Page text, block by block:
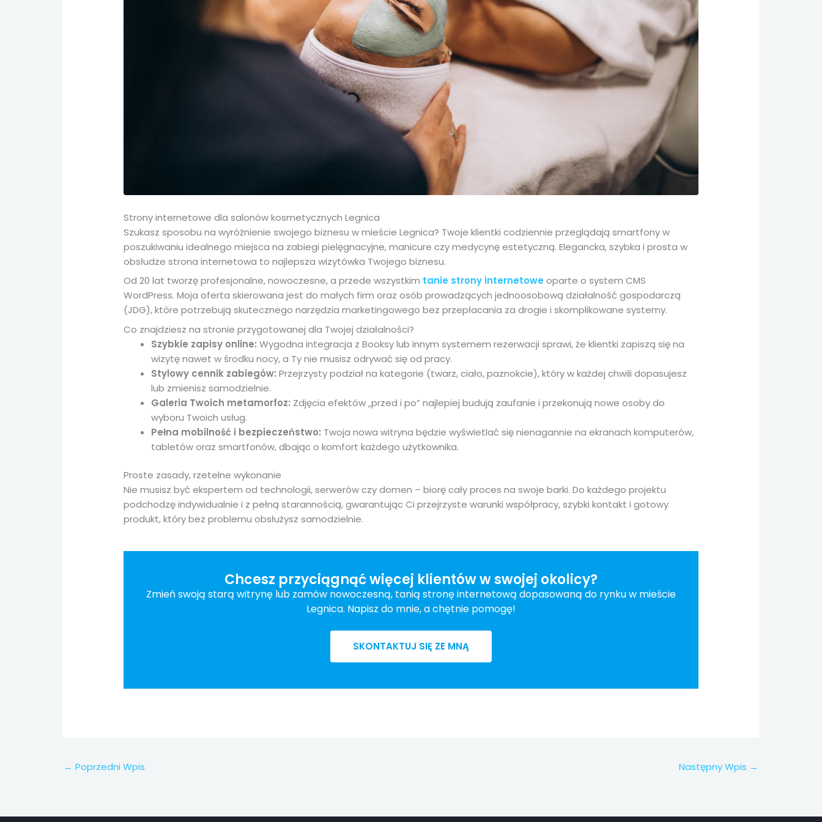
Strony internetowe dla salonów kosmetycznych Legnica
Szukasz sposobu na wyróżnienie swojego biznesu w mieście Legnica? Twoje klientki codziennie przeglądają smartfony w
poszukiwaniu idealnego miejsca na zabiegi pielęgnacyjne, manicure czy medycynę estetyczną. Elegancka, szybka i prosta w
obsłudze strona internetowa to najlepsza wizytówka Twojego biznesu.
Od 20 lat tworzę profesjonalne, nowoczesne, a przede wszystkim tanie strony internetowe oparte o system CMS
WordPress. Moja oferta skierowana jest do małych firm oraz osób prowadzących jednoosobową działalność gospodarczą
(JDG), które potrzebują skutecznego narzędzia marketingowego bez przepłacania za drogie i skomplikowane systemy.
Co znajdziesz na stronie przygotowanej dla Twojej działalności?
Szybkie zapisy online: Wygodna integracja z Booksy lub innym systemem rezerwacji sprawi, że klientki zapiszą się na
wizytę nawet w środku nocy, a Ty nie musisz odrywać się od pracy.
Stylowy cennik zabiegów: Przejrzysty podział na kategorie (twarz, ciało, paznokcie), który w każdej chwili dopasujesz
lub zmienisz samodzielnie.
Galeria Twoich metamorfoz: Zdjęcia efektów „przed i po” najlepiej budują zaufanie i przekonują nowe osoby do
wyboru Twoich usług.
Pełna mobilność i bezpieczeństwo: Twoja nowa witryna będzie wyświetlać się nienagannie na ekranach komputerów,
tabletów oraz smartfonów, dbając o komfort każdego użytkownika.
Proste zasady, rzetelne wykonanie
Nie musisz być ekspertem od technologii, serwerów czy domen – biorę cały proces na swoje barki. Do każdego projektu
podchodzę indywidualnie i z pełną starannością, gwarantując Ci przejrzyste warunki współpracy, szybki kontakt i gotowy
produkt, który bez problemu obsłużysz samodzielnie.
Chcesz przyciągnąć więcej klientów w swojej okolicy?
Zmień swoją starą witrynę lub zamów nowoczesną, tanią stronę internetową dopasowaną do rynku w mieście
Legnica. Napisz do mnie, a chętnie pomogę!
SKONTAKTUJ SIĘ ZE MNĄ
← Poprzedni Wpis Następny Wpis →